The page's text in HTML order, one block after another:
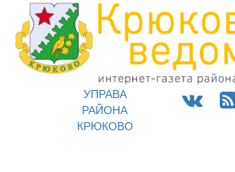
УПРАВА
РАЙОНА
КРЮКОВО